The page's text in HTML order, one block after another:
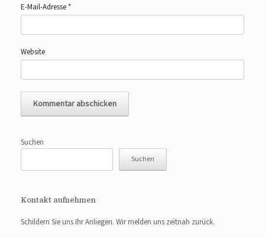
E-Mail-Adresse*
Website
Suchen
Suchen
Kontakt aufnehmen
Schildern Sie uns Ihr Anliegen. Wir melden uns zeitnah zurück.